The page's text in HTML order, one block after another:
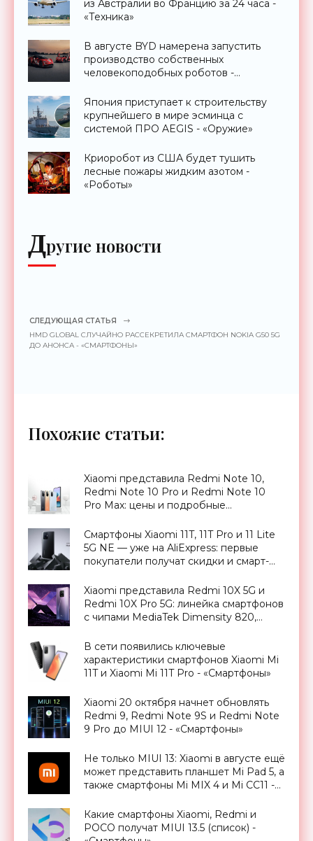
из Австралии во Францию за 24 часа -
«Техника»
В августе BYD намерена запустить
производство собственных
человекоподобных роботов -
Япония приступает к строительству
крупнейшего в мире эсминца с
системой ПРО AEGIS - «Оружие»
Криоробот из США будет тушить
лесные пожары жидким азотом -
«Роботы»
Другие новости
СЛЕДУЮЩАЯ СТАТЬЯ
HMD GLOBAL СЛУЧАЙНО РАССЕКРЕТИЛА СМАРТФОН NOKIA G50 5G
ДО АНОНСА - «СМАРТФОНЫ»
Похожие статьи:
Xiaomi представила Redmi Note 10,
Redmi Note 10 Pro и Redmi Note 10
Pro Max: цены и подробные
«Смартфоны»
Смартфоны Xiaomi 11T, 11T Pro и 11 Lite
5G NE — уже на AliExpress: первые
покупатели получат скидки и смарт-
Xiaomi представила Redmi 10X 5G и
Redmi 10X Pro 5G: линейка смартфонов
с чипами MediaTek Dimensity 820,
борту - «Смартфоны»
В сети появились ключевые
характеристики смартфонов Xiaomi Mi
11T и Xiaomi Mi 11T Pro - «Смартфоны»
Xiaomi 20 октября начнет обновлять
Redmi 9, Redmi Note 9S и Redmi Note
9 Pro до MIUI 12 - «Смартфоны»
Не только MIUI 13: Xiaomi в августе ещё
может представить планшет Mi Pad 5, а
также смартфоны Mi MIX 4 и Mi CC11 -
Какие смартфоны Xiaomi, Redmi и
POCO получат MIUI 13.5 (список) -